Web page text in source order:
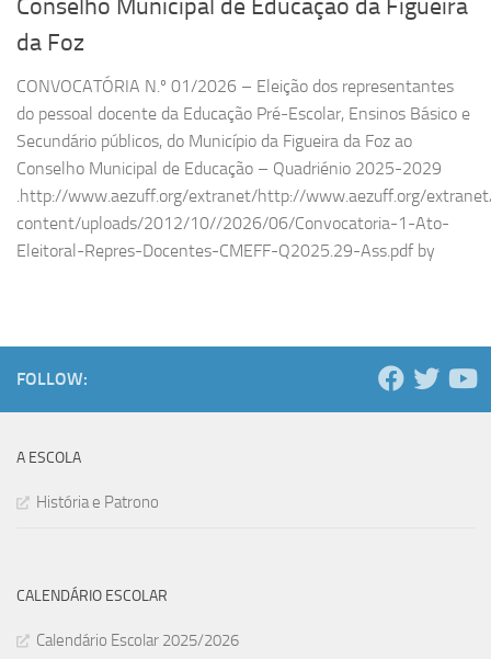
Conselho Municipal de Educação da Figueira
da Foz
CONVOCATÓRIA N.º 01/2026 – Eleição dos representantes
do pessoal docente da Educação Pré-Escolar, Ensinos Básico e
Secundário públicos, do Município da Figueira da Foz ao
Conselho Municipal de Educação – Quadriénio 2025-2029
.http://www.aezuff.org/extranet/http://www.aezuff.org/
content/uploads/2012/10//2026/06/Convocatoria-1-Ato-
Eleitoral-Repres-Docentes-CMEFF-Q2025.29-Ass.pdf by
FOLLOW:
A ESCOLA
História e Patrono
CALENDÁRIO ESCOLAR
Calendário Escolar 2025/2026